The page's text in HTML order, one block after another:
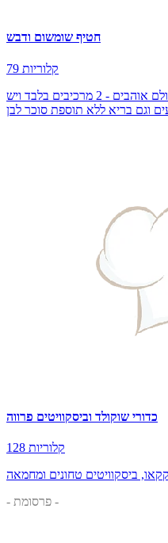
חטיף שומשום ודבש
79 קלוריות
חטיף שומשום ודבש קל להכנה שכולם אוהבים - 2 מרכיבים בלבד ויש
כדורי שוקולד וביסקוויטים פרווה
128 קלוריות
ביסקוויטים טחונים ומחמאה
- פרסומת -